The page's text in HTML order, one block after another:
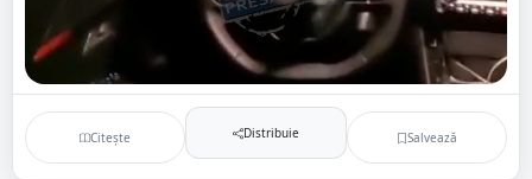
Citește Distribuie Salvează